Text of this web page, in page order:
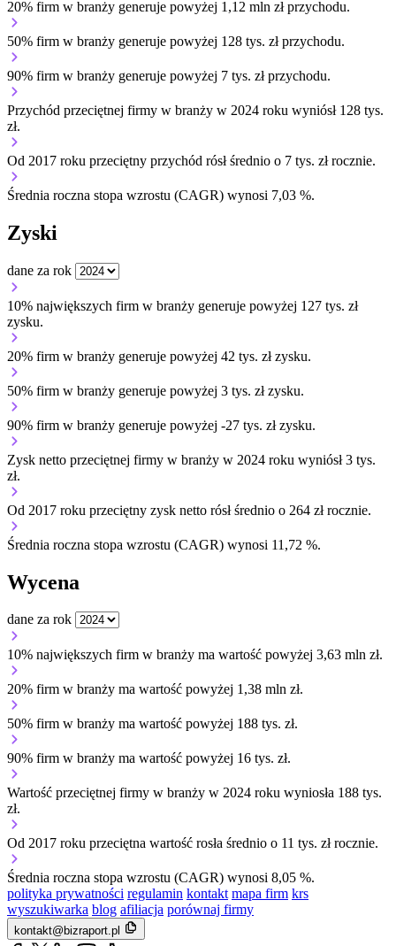
20% firm w branży generuje powyżej 1,12 mln zł przychodu.
50% firm w branży generuje powyżej 128 tys. zł przychodu.
90% firm w branży generuje powyżej 7 tys. zł przychodu.
Przychód przeciętnej firmy w branży w 2024 roku wyniósł 128 tys.
zł.
Od 2017 roku przeciętny przychód rósł średnio o 7 tys. zł rocznie.
Średnia roczna stopa wzrostu (CAGR) wynosi 7,03 %.
Zyski
dane za rok
10% największych firm w branży generuje powyżej 127 tys. zł
zysku.
20% firm w branży generuje powyżej 42 tys. zł zysku.
50% firm w branży generuje powyżej 3 tys. zł zysku.
90% firm w branży generuje powyżej -27 tys. zł zysku.
Zysk netto przeciętnej firmy w branży w 2024 roku wyniósł 3 tys.
zł.
Od 2017 roku przeciętny zysk netto rósł średnio o 264 zł rocznie.
Średnia roczna stopa wzrostu (CAGR) wynosi 11,72 %.
Wycena
dane za rok
10% największych firm w branży ma wartość powyżej 3,63 mln zł.
20% firm w branży ma wartość powyżej 1,38 mln zł.
50% firm w branży ma wartość powyżej 188 tys. zł.
90% firm w branży ma wartość powyżej 16 tys. zł.
Wartość przeciętnej firmy w branży w 2024 roku wyniosła 188 tys.
zł.
Od 2017 roku przeciętna wartość rosła średnio o 11 tys. zł rocznie.
Średnia roczna stopa wzrostu (CAGR) wynosi 8,05 %.
polityka prywatności regulamin kontakt mapa firm krs
wyszukiwarka blog afiliacja porównaj firmy
kontakt@bizraport.pl